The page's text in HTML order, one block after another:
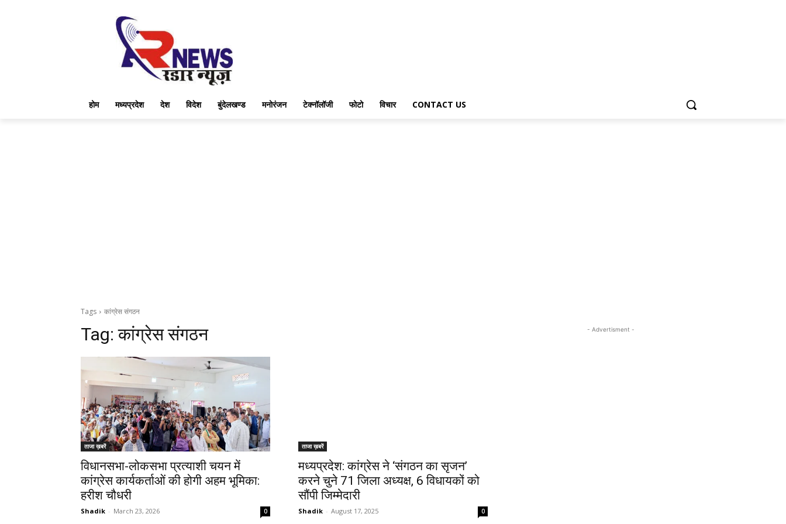
होम मध्यप्रदेश देश विदेश बुंदेलखण्ड मनोरंजन टेक्नॉलॉजी फोटो विचार CONTACT US
Tags कांग्रेस संगठन
Tag:कांग्रेस संगठन
ताजा ख़बरें
विधानसभा-लोकसभा प्रत्याशी चयन में
कांग्रेस कार्यकर्ताओं की होगी अहम भूमिका:
हरीश चौधरी
Shadik - March 23, 2026 0
ताजा ख़बरें
मध्यप्रदेश: कांग्रेस ने ‘संगठन का सृजन’
करने चुने 71 जिला अध्यक्ष, 6 विधायकों को
सौंपी जिम्मेदारी
Shadik - August 17, 2025 0
- Advertisment -